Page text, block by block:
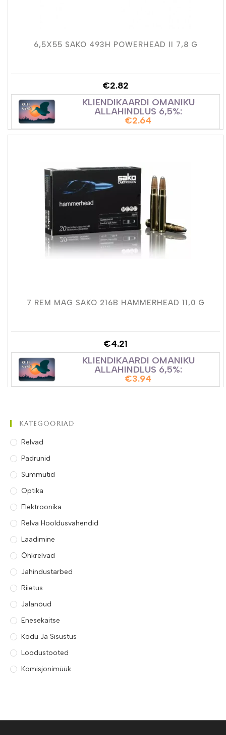
6,5X55 SAKO 493H POWERHEAD II 7,8 G
€2.82
KLIENDIKAARDI OMANIKU
ALLAHINDLUS 6,5%:
€2.64
7 REM MAG SAKO 216B HAMMERHEAD 11,0 G
€4.21
KLIENDIKAARDI OMANIKU
ALLAHINDLUS 6,5%:
€3.94
Kategooriad
Relvad
Padrunid
Summutid
Optika
Elektroonika
Relva Hooldusvahendid
Laadimine
Õhkrelvad
Jahindustarbed
Riietus
Jalanõud
Enesekaitse
Kodu Ja Sisustus
Loodustooted
Komisjonimüük